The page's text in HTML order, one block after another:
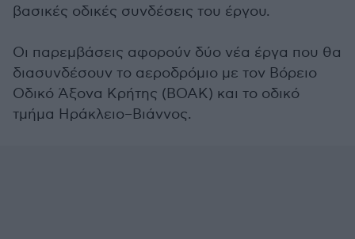
βασικές οδικές συνδέσεις του έργου.
Οι παρεμβάσεις αφορούν δύο νέα έργα που θα
διασυνδέσουν το αεροδρόμιο με τον Βόρειο
Οδικό Άξονα Κρήτης (ΒΟΑΚ) και το οδικό
τμήμα Ηράκλειο–Βιάννος.